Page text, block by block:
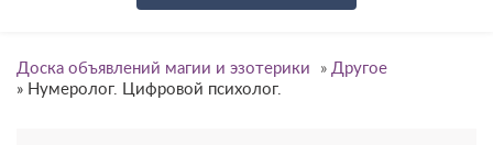
Доска объявлений магии и эзотерики » Другое
» Нумеролог. Цифровой психолог.